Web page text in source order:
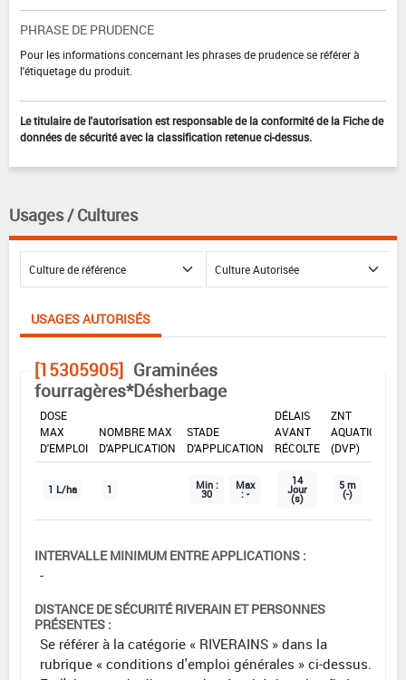
PHRASE DE PRUDENCE
Pour les informations concernant les phrases de prudence se référer à
l'étiquetage du produit.
Le titulaire de l'autorisation est responsable de la conformité de la Fiche de
données de sécurité avec la classification retenue ci-dessus.
Usages / Cultures
USAGES AUTORISÉS
[15305905] Graminées
fourragères*Désherbage
DOSE
MAX
D'EMPLOI
NOMBRE MAX
D'APPLICATION
STADE
D'APPLICATION
DÉLAIS
AVANT
RÉCOLTE
ZNT
AQUATIQUE
(DVP)
1 L/ha 1 Min :
30
Max
: -
14
Jour
(s)
5 m
(-)
INTERVALLE MINIMUM ENTRE APPLICATIONS :
-
DISTANCE DE SÉCURITÉ RIVERAIN ET PERSONNES
PRÉSENTES :
Se référer à la catégorie « RIVERAINS » dans la
rubrique « conditions d'emploi générales » ci-dessus.